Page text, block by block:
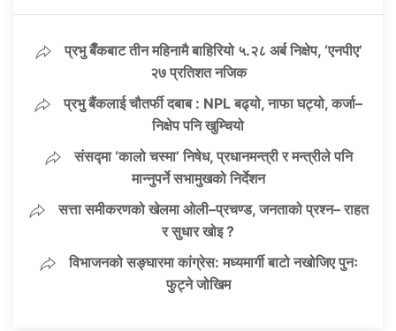
प्रभु बैँकबाट तीन महिनामै बाहिरियो ५.२८ अर्ब निक्षेप, ‘एनपीए’
२७ प्रतिशत नजिक
प्रभु बैंकलाई चौतर्फी दबाब : NPL बढ्यो, नाफा घट्यो, कर्जा–
निक्षेप पनि खुम्चियो
संसद्मा ‘कालो चस्मा’ निषेध, प्रधानमन्त्री र मन्त्रीले पनि
मान्नुपर्ने सभामुखको निर्देशन
सत्ता समीकरणको खेलमा ओली–प्रचण्ड, जनताको प्रश्न– राहत
र सुधार खोइ ?
विभाजनको सङ्घारमा कांग्रेस: मध्यमार्गी बाटो नखोजिए पुनः
फुट्ने जोखिम